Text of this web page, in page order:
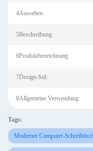
4Aussehen:
5Beschreibung:
6Produktbezeichnung:
7Design-Stil:
8Allgemeine Verwendung:
Tags:
Moderner Computer-